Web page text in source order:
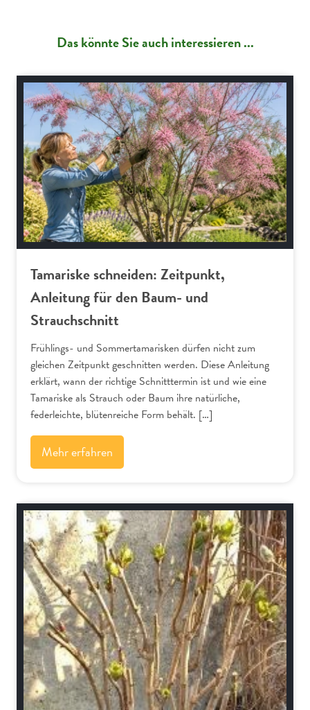
Das könnte Sie auch interessieren ...
Gartenpraxis
Tamariske schneiden: Zeitpunkt,
Anleitung für den Baum- und
Strauchschnitt
Frühlings- und Sommertamarisken dürfen nicht zum
gleichen Zeitpunkt geschnitten werden. Diese Anleitung
erklärt, wann der richtige Schnitttermin ist und wie eine
Tamariske als Strauch oder Baum ihre natürliche,
federleichte, blütenreiche Form behält. […]
Mehr erfahren
Schnitt-Anleitungen